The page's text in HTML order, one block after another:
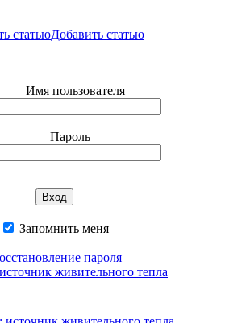
Добавить статью
Имя пользователя
Пароль
Запомнить меня
пароля
живительного тепла